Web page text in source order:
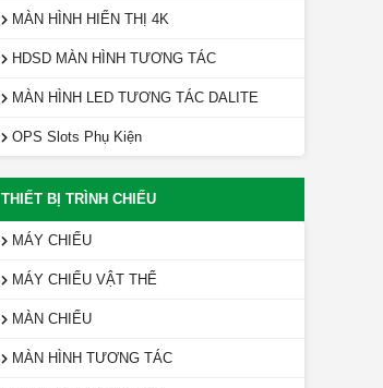
MÀN HÌNH HIỂN THỊ 4K
HDSD MÀN HÌNH TƯƠNG TÁC
MÀN HÌNH LED TƯƠNG TÁC DALITE
OPS Slots Phụ Kiện
THIẾT BỊ TRÌNH CHIẾU
MÁY CHIẾU
MÁY CHIẾU VẬT THỂ
MÀN CHIẾU
MÀN HÌNH TƯƠNG TÁC